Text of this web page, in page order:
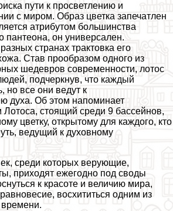
пути к просветлению и
с миром. Образ цветка запечатлен
атрибутом большинства
пантеона, он универсален.
странах тpaктовка его
Став прообразом одного из
шедевров современности, лотос
подчеркнув, что каждый
но все они ведут к
духа. Об этом напоминает
Лотоса, стоящий среди 9 бассейнов,
цветку, открытому для каждого, кто
ведущий к духовному
среди которых верующие,
приходят ежегодно под своды
к красоте и величию мира,
восхититься одним из
времени.